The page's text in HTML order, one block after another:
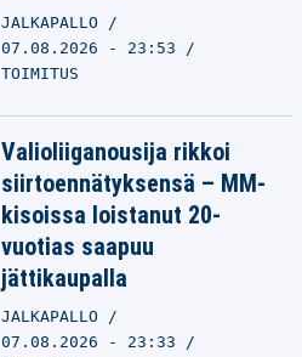
JALKAPALLO
07.08.2026 - 23:53
TOIMITUS
Valioliiganousija rikkoi
siirtoennätyksensä – MM-
kisoissa loistanut 20-
vuotias saapuu
jättikaupalla
JALKAPALLO
07.08.2026 - 23:33